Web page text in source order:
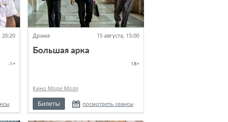
20:20
-1+
Драма 15 августа, 15:00
Большая арка
18+
Кино Море Молл
Билеты посмотреть сеансы